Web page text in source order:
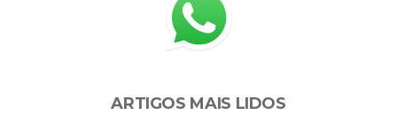
ARTIGOS MAIS LIDOS